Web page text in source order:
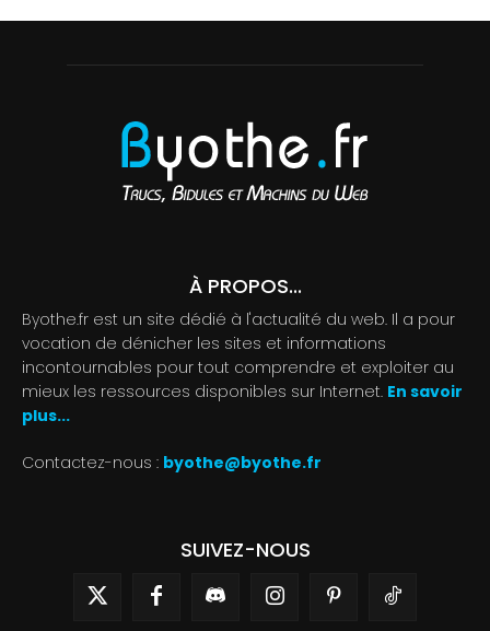
À PROPOS...
Byothe.fr est un site dédié à l'actualité du web. Il a pour
vocation de dénicher les sites et informations
incontournables pour tout comprendre et exploiter au
mieux les ressources disponibles sur Internet. En savoir
plus...
Contactez-nous : byothe@byothe.fr
SUIVEZ-NOUS